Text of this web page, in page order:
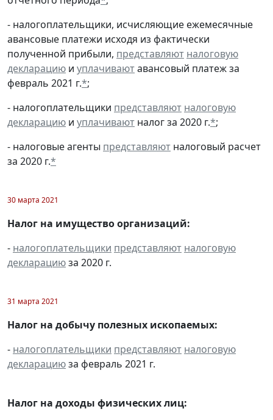
- налогоплательщики, исчисляющие ежемесячные
авансовые платежи исходя из фактически
полученной прибыли, представляют налоговую
декларацию и уплачиваютавансовый платеж за
февраль 2021 г.*;
- налогоплательщики представляют налоговую
декларацию и уплачивают налог за 2020 г.*;
- налоговые агенты представляют налоговый расчет
за 2020 г.*
30 марта 2021
Налог на имущество организаций:
- налогоплательщики представляют налоговую
декларациюза 2020 г.
31 марта 2021
Налог на добычу полезных ископаемых:
- налогоплательщики представляют налоговую
декларациюза февраль 2021 г.
Налог на доходы физических лиц: